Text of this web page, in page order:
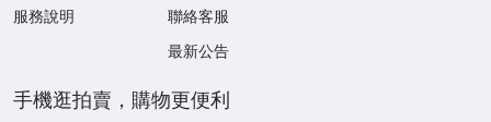
服務說明
聯絡客服
最新公告
手機逛拍賣，購物更便利